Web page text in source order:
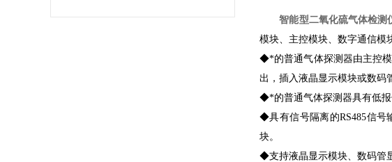
智能型二氧化硫气体检测
模块、主控模块、数字通信模
◆*的普通气体探测器由主控模
出，插入液晶显示模块或数码
◆*的普通气体探测器具有低报
◆具有信号隔离的RS485信号
块。
◆支持液晶显示模块、数码管